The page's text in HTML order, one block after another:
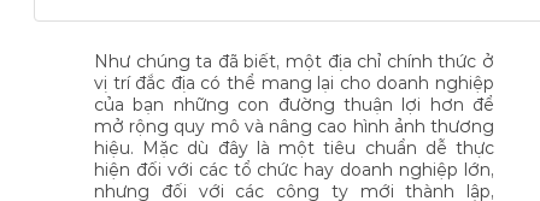
Như chúng ta đã biết, một địa chỉ chính thức ở
vị trí đắc địa có thể mang lại cho doanh nghiệp
của bạn những con đường thuận lợi hơn để
mở rộng quy mô và nâng cao hình ảnh thương
hiệu. Mặc dù đây là một tiêu chuẩn dễ thực
hiện đối với các tổ chức hay doanh nghiệp lớn,
nhưng đối với các công ty mới thành lập,